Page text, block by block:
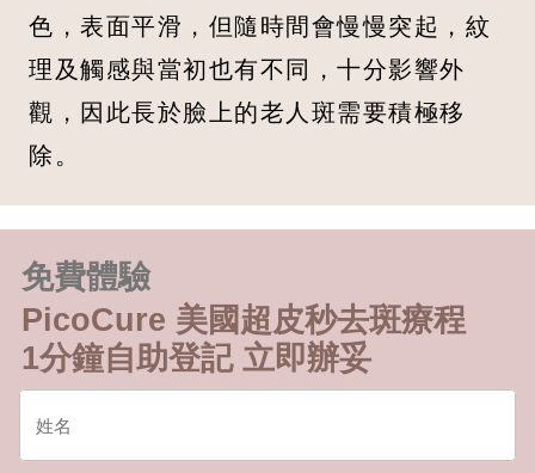
色，表面平滑，但隨時間會慢慢突起，紋
理及觸感與當初也有不同，十分影響外
觀，因此長於臉上的老人斑需要積極移
除。
免費體驗
PicoCure 美國超皮秒去斑療程
1分鐘自助登記 立即辦妥